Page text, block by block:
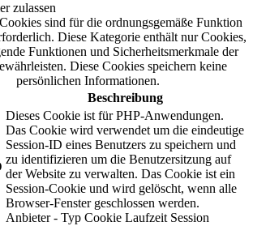
zulassen
sind für die ordnungsgemäße Funktion
Diese Kategorie enthält nur Cookies,
Funktionen und Sicherheitsmerkmale der
Diese Cookies speichern keine
persönlichen Informationen.
Beschreibung
Dieses Cookie ist für PHP-Anwendungen.
Das Cookie wird verwendet um die eindeutige
Session-ID eines Benutzers zu speichern und
zu identifizieren um die Benutzersitzung auf
der Website zu verwalten. Das Cookie ist ein
Session-Cookie und wird gelöscht, wenn alle
Browser-Fenster geschlossen werden.
Anbieter - Typ Cookie Laufzeit Session